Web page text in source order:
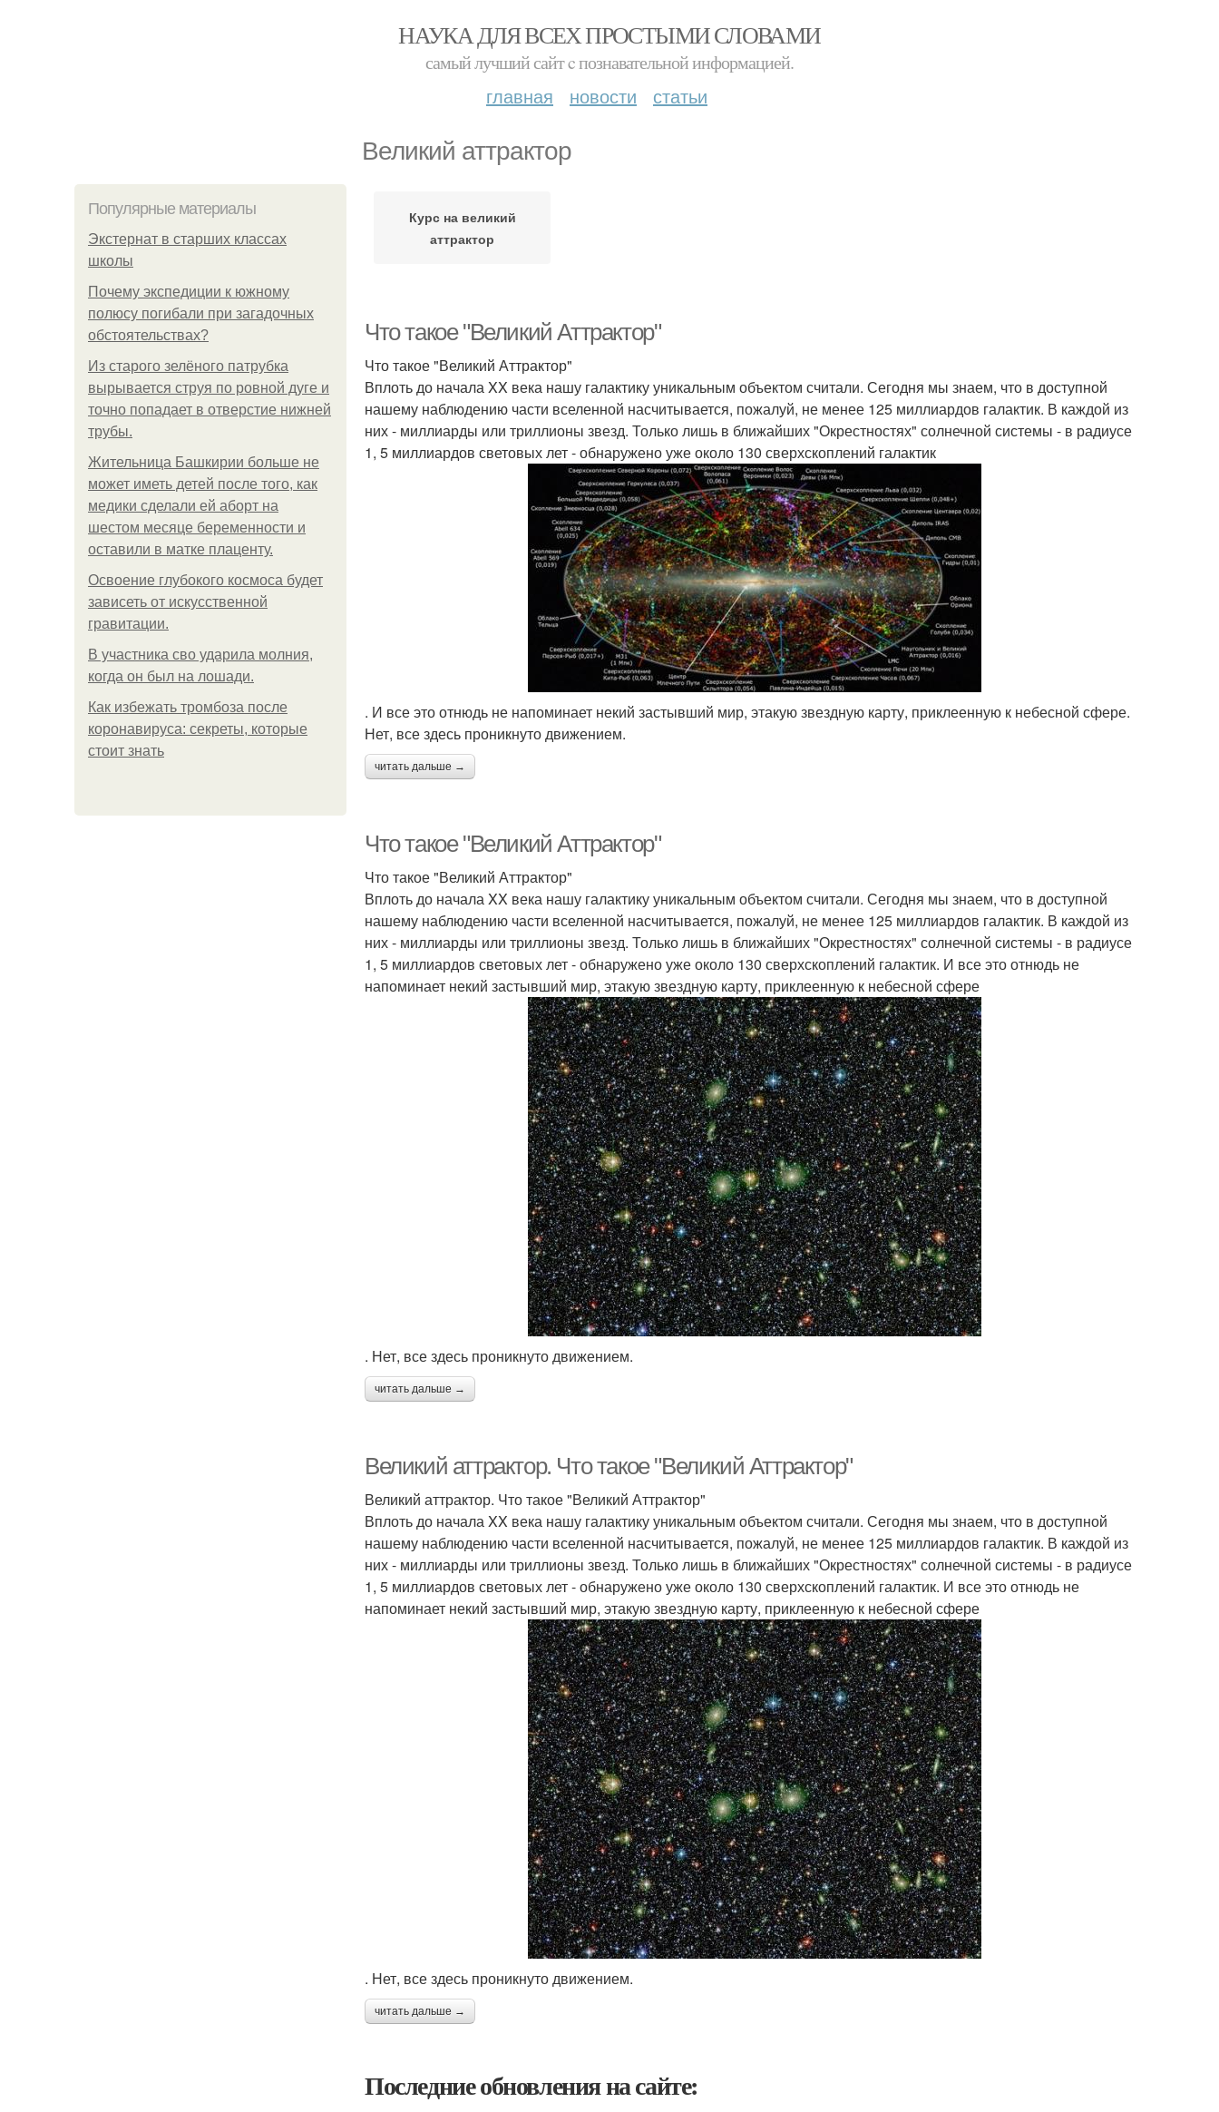
НАУКА ДЛЯ ВСЕХ ПРОСТЫМИ СЛОВАМИ
самый лучший сайт c познавательной информацией.
главная новости статьи
Великий аттрактор
Популярные материалы
Экстернат в старших классах
школы
Почему экспедиции к южному
полюсу погибали при загадочных
обстоятельствах?
Из старого зелёного патрубка
вырывается струя по ровной дуге и
точно попадает в отверстие нижней
трубы.
Жительница Башкирии больше не
может иметь детей после того, как
медики сделали ей аборт на
шестом месяце беременности и
оставили в матке плаценту.
Освоение глубокого космоса будет
зависеть от искусственной
гравитации.
В участника сво ударила молния,
когда он был на лошади.
Как избежать тромбоза после
коронавируса: секреты, которые
стоит знать
Курс на великий
аттрактор
Что такое "Великий Аттрактор"
Что такое "Великий Аттрактор"
Вплоть до начала XX века нашу галактику уникальным объектом считали. Сегодня мы знаем, что в доступной
нашему наблюдению части вселенной насчитывается, пожалуй, не менее 125 миллиардов галактик. В каждой из
них - миллиарды или триллионы звезд. Только лишь в ближайших "Окрестностях" солнечной системы - в радиусе
1, 5 миллиардов световых лет - обнаружено уже около 130 сверхскоплений галактик
. И все это отнюдь не напоминает некий застывший мир, этакую звездную карту, приклеенную к небесной сфере.
Нет, все здесь проникнуто движением.
читать дальше →
Что такое "Великий Аттрактор"
Что такое "Великий Аттрактор"
Вплоть до начала XX века нашу галактику уникальным объектом считали. Сегодня мы знаем, что в доступной
нашему наблюдению части вселенной насчитывается, пожалуй, не менее 125 миллиардов галактик. В каждой из
них - миллиарды или триллионы звезд. Только лишь в ближайших "Окрестностях" солнечной системы - в радиусе
1, 5 миллиардов световых лет - обнаружено уже около 130 сверхскоплений галактик. И все это отнюдь не
напоминает некий застывший мир, этакую звездную карту, приклеенную к небесной сфере
. Нет, все здесь проникнуто движением.
читать дальше →
Великий аттрактор. Что такое "Великий Аттрактор"
Великий аттрактор. Что такое "Великий Аттрактор"
Вплоть до начала XX века нашу галактику уникальным объектом считали. Сегодня мы знаем, что в доступной
нашему наблюдению части вселенной насчитывается, пожалуй, не менее 125 миллиардов галактик. В каждой из
них - миллиарды или триллионы звезд. Только лишь в ближайших "Окрестностях" солнечной системы - в радиусе
1, 5 миллиардов световых лет - обнаружено уже около 130 сверхскоплений галактик. И все это отнюдь не
напоминает некий застывший мир, этакую звездную карту, приклеенную к небесной сфере
. Нет, все здесь проникнуто движением.
читать дальше →
Последние обновления на сайте: